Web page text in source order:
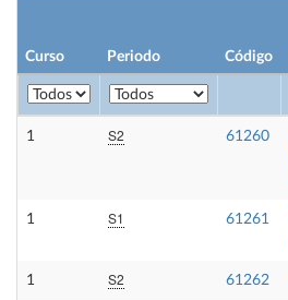
Curso Periodo Código
1 S2 61260
1 S1 61261
1 S2 61262